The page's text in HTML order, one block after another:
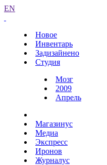
EN
Новое
Инвентарь
Задизайнено
Студия
Мозг
2009
Апрель
Магазинус
Медиа
Экспресс
Иронов
Журналус